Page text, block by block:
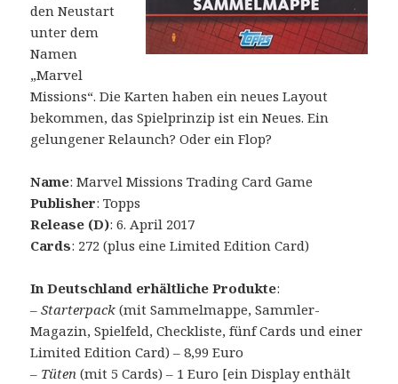
den Neustart
unter dem
Namen
„Marvel
Missions“. Die Karten haben ein neues Layout
bekommen, das Spielprinzip ist ein Neues. Ein
gelungener Relaunch? Oder ein Flop?
Name: Marvel Missions Trading Card Game
Publisher: Topps
Release (D): 6. April 2017
Cards: 272 (plus eine Limited Edition Card)
In Deutschland erhältliche Produkte:
–Starterpack (mit Sammelmappe, Sammler-
Magazin, Spielfeld, Checkliste, fünf Cards und einer
Limited Edition Card) – 8,99 Euro
– Tüten (mit 5 Cards) – 1 Euro [ein Display enthält